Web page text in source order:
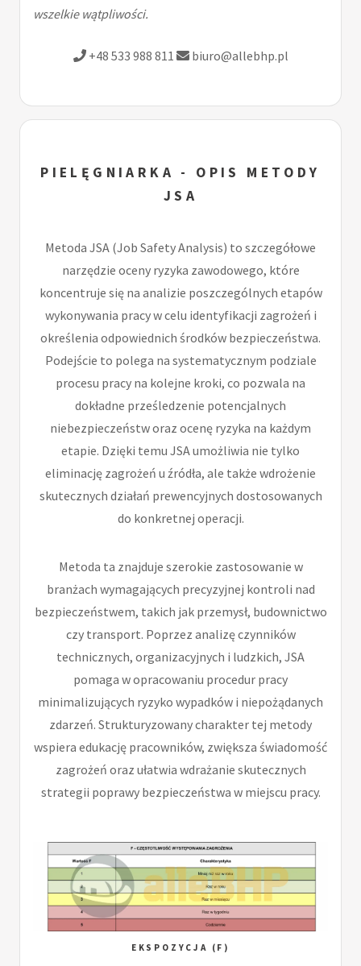
wszelkie wątpliwości.
+48 533 988 811 biuro@allebhp.pl
PIELĘGNIARKA - OPIS METODY
JSA
Metoda JSA (Job Safety Analysis) to szczegółowe
narzędzie oceny ryzyka zawodowego, które
koncentruje się na analizie poszczególnych etapów
wykonywania pracy w celu identyfikacji zagrożeń i
określenia odpowiednich środków bezpieczeństwa.
Podejście to polega na systematycznym podziale
procesu pracy na kolejne kroki, co pozwala na
dokładne prześledzenie potencjalnych
niebezpieczeństw oraz ocenę ryzyka na każdym
etapie. Dzięki temu JSA umożliwia nie tylko
eliminację zagrożeń u źródła, ale także wdrożenie
skutecznych działań prewencyjnych dostosowanych
do konkretnej operacji.
Metoda ta znajduje szerokie zastosowanie w
branżach wymagających precyzyjnej kontroli nad
bezpieczeństwem, takich jak przemysł, budownictwo
czy transport. Poprzez analizę czynników
technicznych, organizacyjnych i ludzkich, JSA
pomaga w opracowaniu procedur pracy
minimalizujących ryzyko wypadków i niepożądanych
zdarzeń. Strukturyzowany charakter tej metody
wspiera edukację pracowników, zwiększa świadomość
zagrożeń oraz ułatwia wdrażanie skutecznych
strategii poprawy bezpieczeństwa w miejscu pracy.
EKSPOZYCJA (F)